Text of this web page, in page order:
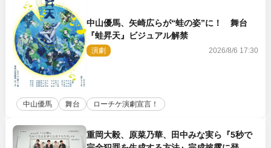
中山優馬、矢崎広らが“蛙の姿”に！ 舞台
『蛙昇天』ビジュアル解禁
演劇 2026/8/6 17:30
中山優馬 舞台 ローチケ演劇宣言！
重岡大毅、原菜乃華、田中みな実ら『5秒で